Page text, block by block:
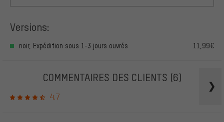
Versions:
noir, Expédition sous 1-3 jours ouvrés 11,99€
COMMENTAIRES DES CLIENTS (6)
4.7